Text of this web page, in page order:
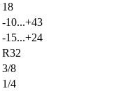
18
-10...+43
-15...+24
R32
3/8
1/4